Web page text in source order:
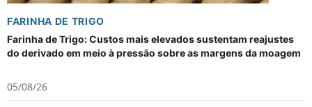
FARINHA DE TRIGO
Farinha de Trigo: Custos mais elevados sustentam reajustes
do derivado em meio à pressão sobre as margens da moagem
05/08/26